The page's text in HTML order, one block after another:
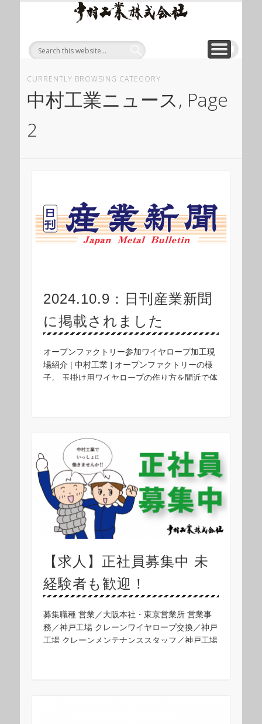
ープ
等重
吊り
上げ
村工
業株
式会
CORPORATE 会社概要
WIREROPE ワイヤロープについて
MODULIFT モジュリフト
PRODUCT 製品
ONLINE SHOP 「ロープくん」ECショップ
CONTACT お問い合わせ
CURRENTLY BROWSING CATEGORY
中村工業ニュース, Page
2
2024.10.9：日刊産業新聞
に掲載されました
オープンファクトリー参加ワイヤロープ加工現
場紹介 [ 中村工業 ] オープンファクトリーの様
子。 玉掛け用ワイヤロープの作り方を間近で体
【求人】正社員募集中 未
経験者も歓迎！
募集職種 営業／大阪本社・東京営業所 営業事
務／神戸工場 クレーンワイヤロープ交換／神戸
工場 クレーンメンテナンススタッフ／神戸工場